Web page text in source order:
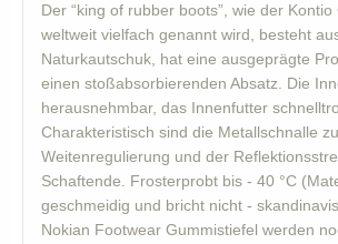
Der “king of rubber boots”, wie der Kontio
weltweit vielfach genannt wird, besteht
Naturkautschuk, hat eine ausgeprägte
einen stoßabsorbierenden Absatz. Die
herausnehmbar, das Innenfutter
Charakteristisch sind die Metallschnalle
Weitenregulierung und der
Schaftende. Frosterprobt bis - 40 °C
geschmeidig und bricht nicht -
Nokian Footwear Gummistiefel werden